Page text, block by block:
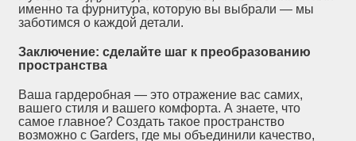
именно та фурнитура, которую вы выбрали — мы
заботимся о каждой детали.
Заключение: сделайте шаг к преобразованию
пространства
Ваша гардеробная — это отражение вас самих,
вашего стиля и вашего комфорта. А знаете, что
самое главное? Создать такое пространство
возможно с Garders, где мы объединили качество,